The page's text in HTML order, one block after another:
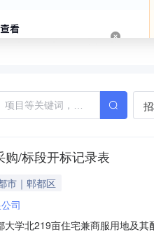
/标段开标记录表
市｜郫都区
司
大学北219亩住宅兼商服用地及